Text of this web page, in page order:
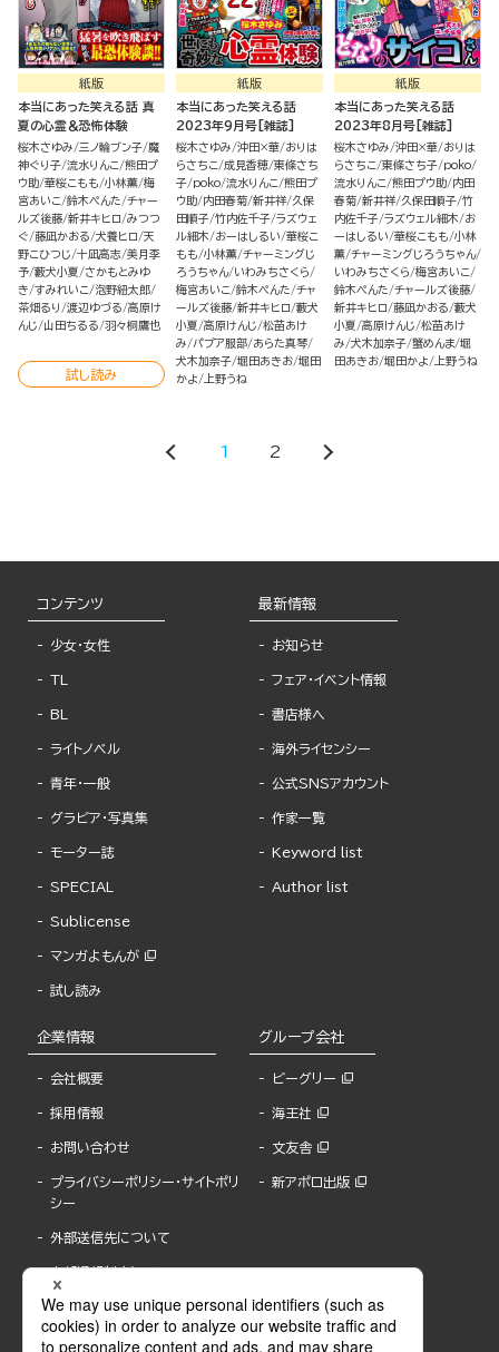
紙版
本当にあった笑える話 真
夏の心霊＆恐怖体験
桜木さゆみ 三ノ輪ブン子 魔
神ぐり子 流水りんこ 熊田プ
ウ助 華桜こもも 小林薫 梅
宮あいこ 鈴木ぺんた チャー
ルズ後藤 新井キヒロ みつつ
ぐ 藤凪かおる 犬養ヒロ 天
野こひつじ 十凪高志 美月李
予 藪犬小夏 さかもとみゆ
き すみれいこ
泡野紐太郎
茶畑るり
渡辺ゆづる 高原け
んじ
山田ちるる 羽々桐鷹也
試し読み
紙版
本当にあった笑える話
2023年9月号[雑誌]
桜木さゆみ 沖田×華 おりは
らさちこ
成見香穂 東條さち
子 poko 流水りんこ 熊田プ
ウ助 内田春菊 新井祥 久保
田順子 竹内佐千子 ラズウェ
ル細木
おーはしるい 華桜こ
もも 小林薫 チャーミングじ
ろうちゃん いわみちさくら
梅宮あいこ 鈴木ぺんた チャ
ールズ後藤 新井キヒロ 藪犬
小夏 高原けんじ 松苗あけ
み
パプア服部 あらた真琴
犬木加奈子 堀田あきお 堀田
かよ
上野うね
紙版
本当にあった笑える話
2023年8月号[雑誌]
桜木さゆみ 沖田×華 おりは
らさちこ 東條さち子 poko
流水りんこ 熊田プウ助 内田
春菊 新井祥 久保田順子 竹
内佐千子 ラズウェル細木
お
ーはしるい 華桜こもも 小林
薫 チャーミングじろうちゃん
いわみちさくら 梅宮あいこ
鈴木ぺんた チャールズ後藤
新井キヒロ 藤凪かおる 藪犬
小夏 高原けんじ 松苗あけ
み 犬木加奈子 蟹めんま 堀
田あきお 堀田かよ 上野うね
1 2
コンテンツ
少女・女性
TL
BL
ライトノベル
青年・一般
グラビア・写真集
モーター誌
SPECIAL
Sublicense
マンガよもんが
試し読み
最新情報
お知らせ
フェア・イベント情報
書店様へ
海外ライセンシー
公式SNSアカウント
作家一覧
Keyword list
Author list
企業情報
会社概要
採用情報
お問い合わせ
プライバシーポリシー・サイトポリ
シー
外部送信先について
内部通報制度について
グループ会社
ビーグリー
海王社
文友舎
新アポロ出版